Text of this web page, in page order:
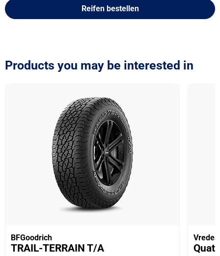
Reifen bestellen
Products you may be interested in
BFGoodrich
TRAIL-TERRAIN T/A